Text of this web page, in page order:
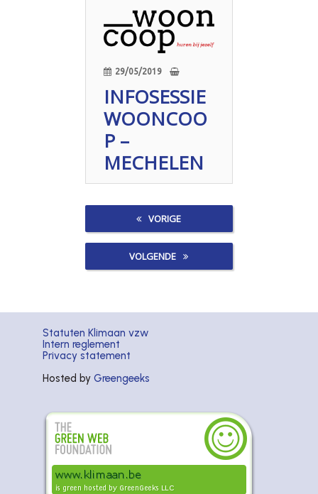
29/05/2019
INFOSESSIE
WOONCOO
P –
MECHELEN
VORIGE
VOLGENDE
Statuten Klimaan vzw
Intern reglement
Privacy statement
Hosted by Greengeeks